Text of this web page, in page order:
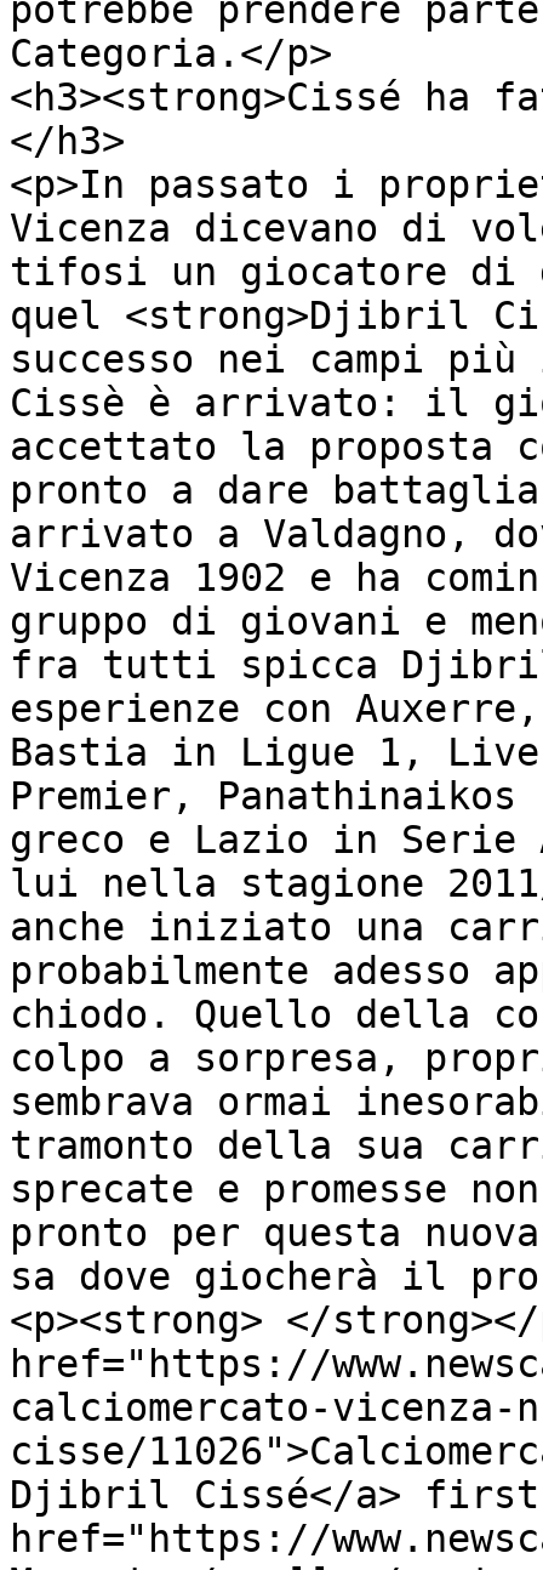
potrebbe prendere
Categoria.</p>
<h3><strong>Cissé ha
</h3>
<p>In passato i
Vicenza dicevano di
tifosi un giocatore di
quel <strong>Djibril
successo nei campi
Cissè è arrivato: il
accettato la proposta
pronto a dare
arrivato a Valdagno,
Vicenza 1902 e ha
gruppo di giovani e
fra tutti spicca Djibril
esperienze con
Bastia in Ligue 1,
Premier, Panathinaikos
greco e Lazio in Serie
lui nella stagione
anche iniziato una
probabilmente adesso
chiodo. Quello della
colpo a sorpresa,
sembrava ormai
tramonto della sua
sprecate e promesse
pronto per questa
sa dove giocherà il
<p><strong> </
href="https://
calciomercato-
cisse/
Djibril Cissé</a> first
href="https://